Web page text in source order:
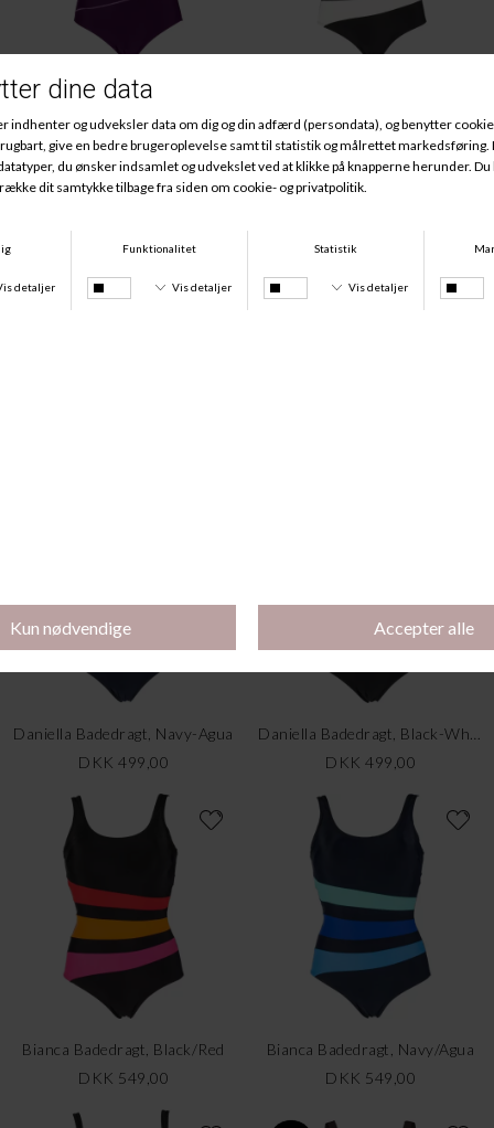
DKK 499,00
DKK 549,00
Daniella Badedragt, Navy-Agua
DKK 499,00
DKK 499,00
Bianca Badedragt, Black/Red
DKK 549,00
Bianca Badedragt, Navy/Agua
DKK 549,00